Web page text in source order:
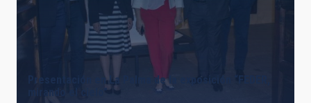
Presentación en La Palma de la exposición “FEDER,
mirando el cielo”